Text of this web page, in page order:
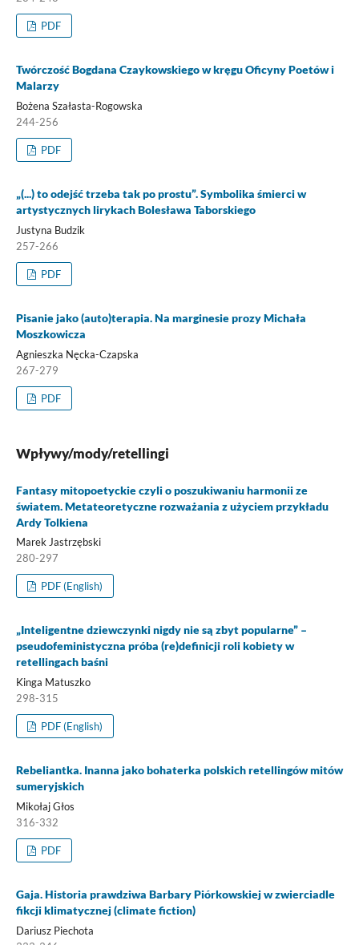
PDF
Twórczość Bogdana Czaykowskiego w kręgu Oficyny Poetów i
Malarzy
Bożena Szałasta-Rogowska
244-256
PDF
„(...) to odejść trzeba tak po prostu”. Symbolika śmierci w
artystycznych lirykach Bolesława Taborskiego
Justyna Budzik
257-266
PDF
Pisanie jako (auto)terapia. Na marginesie prozy Michała
Moszkowicza
Agnieszka Nęcka-Czapska
267-279
PDF
Wpływy/mody/retellingi
Fantasy mitopoetyckie czyli o poszukiwaniu harmonii ze
światem. Metateoretyczne rozważania z użyciem przykładu
Ardy Tolkiena
Marek Jastrzębski
280-297
PDF (English)
„Inteligentne dziewczynki nigdy nie są zbyt popularne” –
pseudofeministyczna próba (re)definicji roli kobiety w
retellingach baśni
Kinga Matuszko
298-315
PDF (English)
Rebeliantka. Inanna jako bohaterka polskich retellingów mitów
sumeryjskich
Mikołaj Głos
316-332
PDF
Gaja. Historia prawdziwa Barbary Piórkowskiej w zwierciadle
fikcji klimatycznej (climate fiction)
Dariusz Piechota